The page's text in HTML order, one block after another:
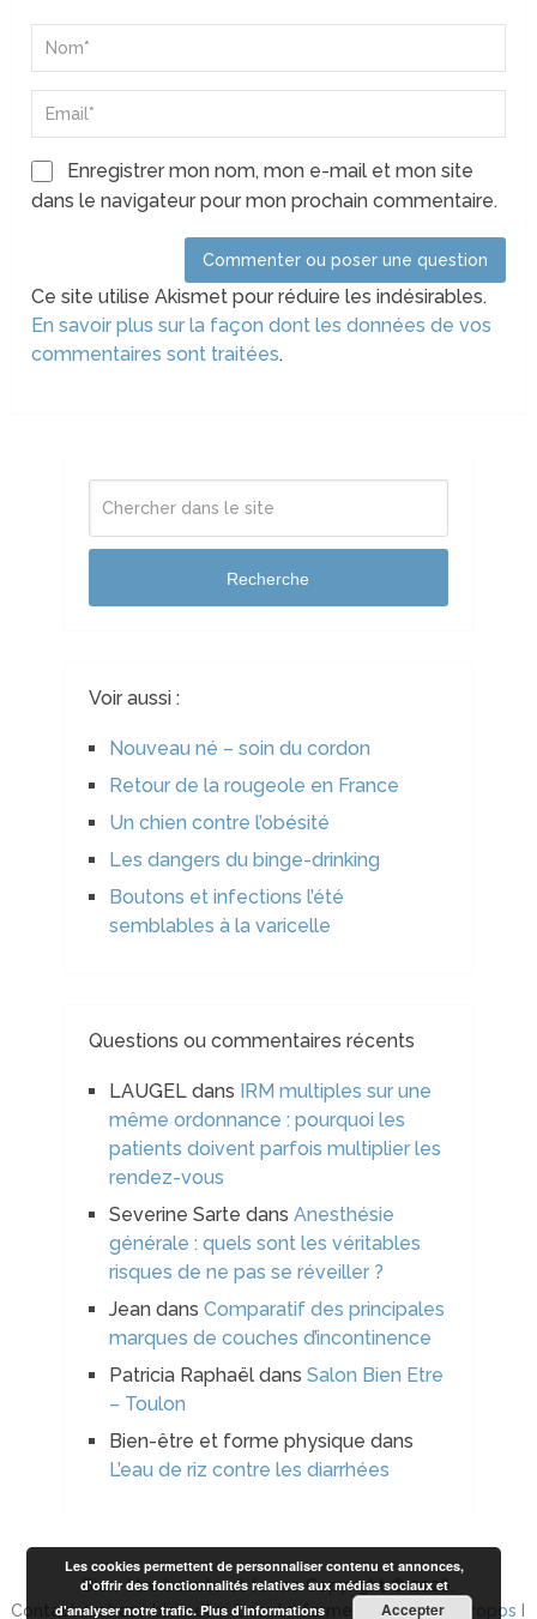
Enregistrer mon nom, mon e-mail et mon site
dans le navigateur pour mon prochain commentaire.
Ce site utilise Akismet pour réduire les indésirables.
En savoir plus sur la façon dont les données de vos
commentaires sont traitées.
Recherche
Voir aussi :
Nouveau né – soin du cordon
Retour de la rougeole en France
Un chien contre l’obésité
Les dangers du binge-drinking
Boutons et infections l’été
semblables à la varicelle
Questions ou commentaires récents
LAUGELdans
IRM multiples sur une
même ordonnance : pourquoi les
patients doivent parfois multiplier les
rendez-vous
Severine Sarte dans Anesthésie
générale : quels sont les véritables
risques de ne pas se réveiller ?
Jeandans Comparatif des principales
marques de couches d’incontinence
Patricia Raphaëldans Salon Bien Etre
– Toulon
Bien-être et forme physique dans
L’eau de riz contre les diarrhées
Bien-être beauté et formeCopyright © 2026.
Contact arobase bien-etre-beaute-forme.com IPlan à propos
Les cookies permettent de personnaliser contenu et annonces,
d'offrir des fonctionnalités relatives aux médias sociaux et
d'analyser notre trafic.Plus d’informations Accepter